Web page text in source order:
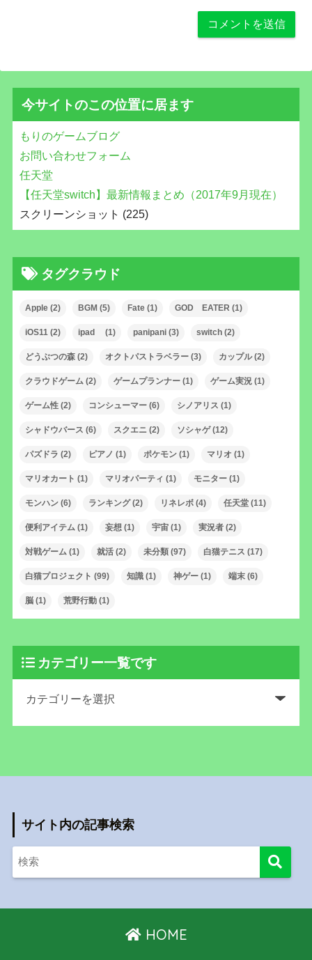
今サイトのこの位置に居ます
もりのゲームブログ
お問い合わせフォーム
任天堂
【任天堂switch】最新情報まとめ（2017年9月現在）
スクリーンショット (225)
タグクラウド
Apple(2) BGM (5) Fate(1) GOD EATER (1)
iOS11(2) ipad (1) panipani(3) switch(2)
どうぶつの森(2) オクトパストラベラー(3) カップル(2)
クラウドゲーム(2) ゲームプランナー(1) ゲーム実況(1)
ゲーム性(2) コンシューマー(6) シノアリス (1)
シャドウバース (6) スクエニ(2) ソシャゲ(12)
パズドラ (2) ピアノ (1) ポケモン(1) マリオ (1)
マリオカート (1) マリオパーティ (1) モニター(1)
モンハン(6) ランキング(2) リネレボ(4) 任天堂(11)
便利アイテム(1) 妄想(1) 宇宙(1) 実況者(2)
対戦ゲーム(1) 就活(2) 未分類(97) 白猫テニス (17)
白猫プロジェクト (99) 知識(1) 神ゲー(1) 端末(6)
脳(1) 荒野行動(1)
カテゴリー一覧です
サイト内の記事検索
HOME